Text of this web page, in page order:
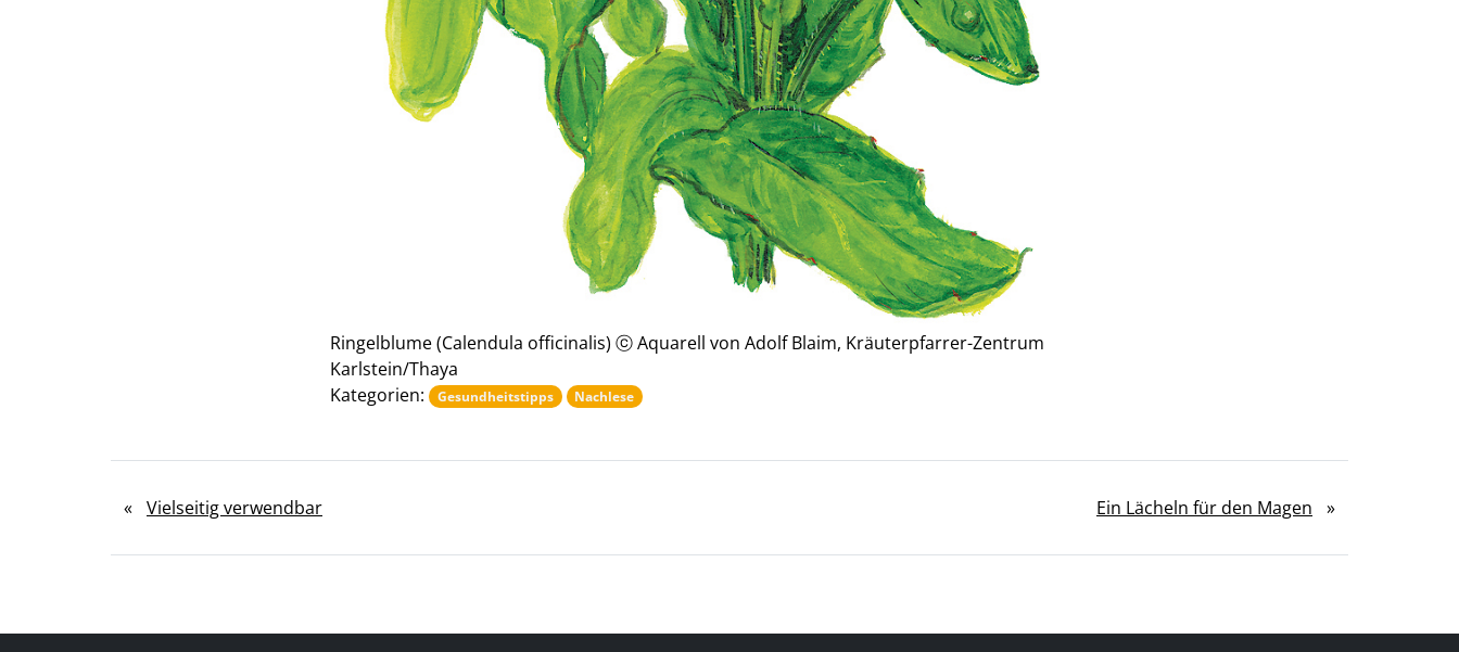
Ringelblume (Calendula officinalis) ⓒ Aquarell von Adolf Blaim, Kräuterpfarrer-Zentrum
Karlstein/Thaya
Kategorien:
Gesundheitstipps Nachlese
« Vielseitig verwendbar Ein Lächeln für den Magen »